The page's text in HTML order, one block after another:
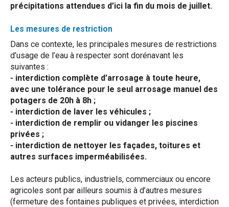
précipitations attendues d’ici la fin du mois de juillet.
Les mesures de restriction
Dans ce contexte, les principales mesures de restrictions
d’usage de l’eau à respecter sont dorénavant les
suivantes :
- interdiction complète d’arrosage à toute heure,
avec une tolérance pour le seul arrosage manuel des
potagers de 20h à 8h ;
- interdiction de laver les véhicules ;
- interdiction de remplir ou vidanger les piscines
privées ;
- interdiction de nettoyer les façades, toitures et
autres surfaces imperméabilisées.
Les acteurs publics, industriels, commerciaux ou encore
agricoles sont par ailleurs soumis à d’autres mesures
(fermeture des fontaines publiques et privées, interdiction